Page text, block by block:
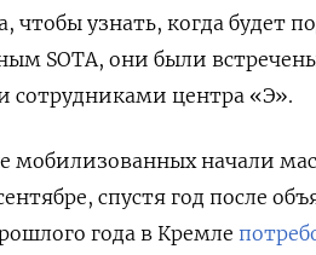
узнать, когда будет
SOTA, они были
сотрудниками центра «Э».
начали
спустя год после
года в Кремле